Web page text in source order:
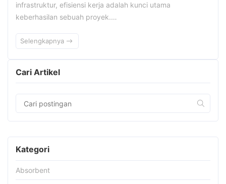
infrastruktur, efisiensi kerja adalah kunci utama
keberhasilan sebuah proyek.…
Selengkapnya
Cari Artikel
Kategori
Absorbent